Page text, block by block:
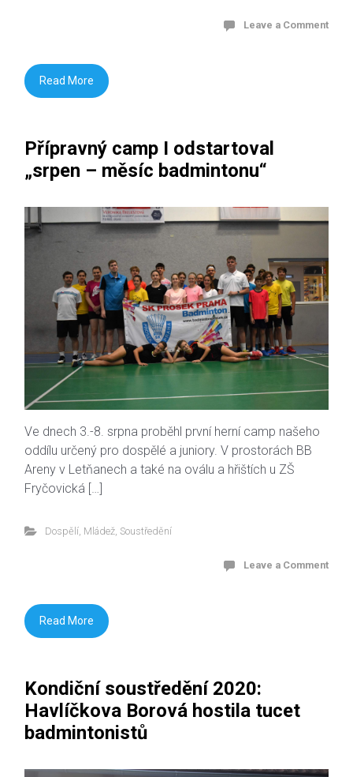
Leave a Comment
Read More
Přípravný camp I odstartoval
„srpen – měsíc badmintonu“
Ve dnech 3.-8. srpna proběhl první herní camp našeho
oddílu určený pro dospělé a juniory. V prostorách BB
Areny v Letňanech a také na oválu a hřištích u ZŠ
Fryčovická […]
Dospělí, Mládež, Soustředění
Leave a Comment
Read More
Kondiční soustředění 2020:
Havlíčkova Borová hostila tucet
badmintonistů